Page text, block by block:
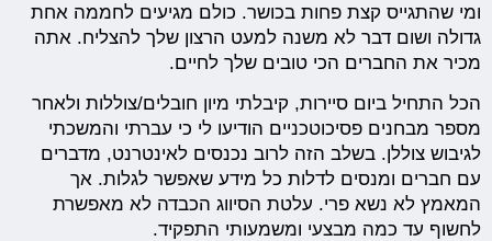
ומי שהתגייס קצת פחות בכושר. כולם מגיעים לחממה אחת
גדולה ושום דבר לא משנה למעט הרצון שלך להצליח. אתה
מכיר את החברים הכי טובים שלך לחיים.
הכל התחיל ביום סיירות, קיבלתי מיון חובלים/צוללות ולאחר
מספר מבחנים פסיכוטכניים הודיעו לי כי עברתי והמשכתי
לגיבוש צוללן. בשלב הזה לרוב נכנסים לאינטרנט, מדברים
עם חברים ומנסים לדלות כל מידע שאפשר לגלות. אך
המאמץ לא נשא פרי. עלטת הסיווג הכבדה לא מאפשרת
לחשוף עד כמה מבצעי ומשמעותי התפקיד.